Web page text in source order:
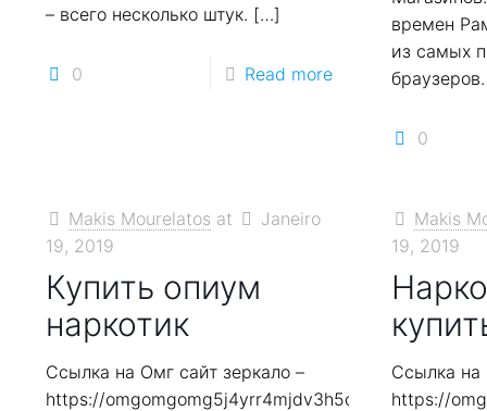
– всего несколько штук. […]
0 Read more
времен
из самых
0
Makis Mourelatos at
Janeiro
19, 2019
Купить опиум
наркотик
Ссылка на Омг сайт зеркало –
https://
Makis
19, 2019
Ссылка на
https://